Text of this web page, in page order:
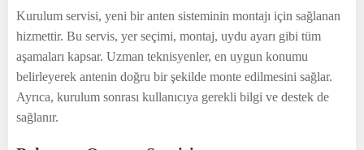
Kurulum servisi, yeni bir anten sisteminin montajı için sağlanan
hizmettir. Bu servis, yer seçimi, montaj, uydu ayarı gibi tüm
aşamaları kapsar. Uzman teknisyenler, en uygun konumu
belirleyerek antenin doğru bir şekilde monte edilmesini sağlar.
Ayrıca, kurulum sonrası kullanıcıya gerekli bilgi ve destek de
sağlanır.